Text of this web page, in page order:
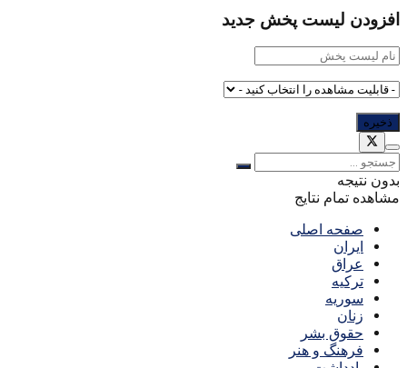
افزودن لیست پخش جدید
بدون نتیجه
مشاهده تمام نتایج
صفحه اصلی
ایران
عراق
ترکیه
سوریه
زنان
حقوق بشر
فرهنگ و هنر